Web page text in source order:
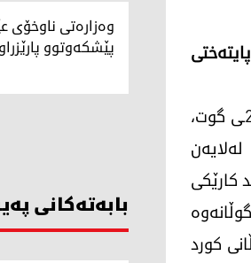
ئەمڕۆ هەینی، 5ـی حوزەیرانی 2026، ئاریان لەتیف، هونەرمەندی شێوەکاری کورد بە کوردستان24ـی گوت،
کارێکی
کورد
وەزارەتی ناوخۆی
پێشکەوتوو
بابەتەکانی